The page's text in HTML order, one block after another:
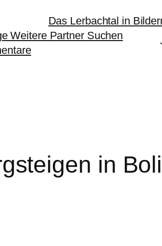
Das Lerbachtal in
Weitere Partner Suchen
in